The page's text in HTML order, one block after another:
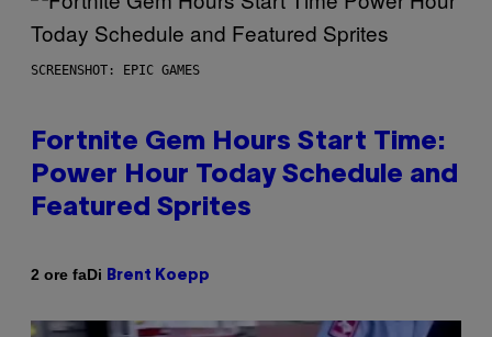
SCREENSHOT: EPIC GAMES
Fortnite Gem Hours Start Time:
Power Hour Today Schedule and
Featured Sprites
2 ore faDi Brent Koepp